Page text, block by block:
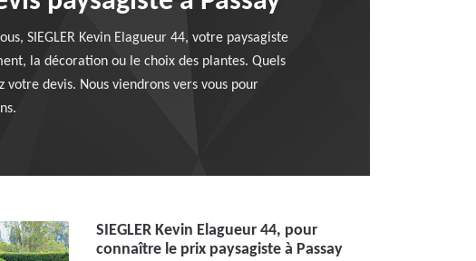
SIEGLER Kevin Elagueur 44, votre paysagiste
la décoration ou le choix des plantes. Quels
votre devis. Nous viendrons vers vous pour
SIEGLER Kevin Elagueur 44, pour
connaître le prix paysagiste à Passay